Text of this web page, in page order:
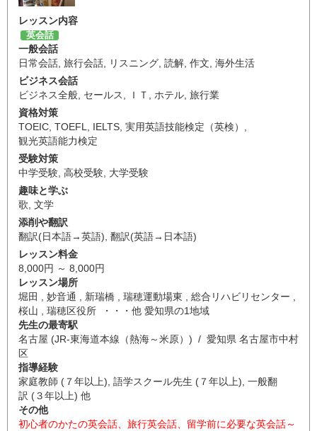
レッスン内容
英会話
一般会話
日常会話, 旅行会話, リスニング, 読解, 作文, 海外生活
ビジネス会話
ビジネス全般, セールス, ＩＴ , ホテル, 旅行業
資格対策
TOEIC, TOEFL, IELTS, 実用英語技能検定（英検） ,
観光英語能力検定
受験対策
中学受験, 高校受験, 大学受験
趣味と学ぶ
歌, 文学
添削や翻訳
翻訳(日本語→英語), 翻訳(英語→日本語)
レッスン料金
8,000円 ～ 8,000円
レッスン場所
堀田 , 妙音通 , 新瑞橋 , 瑞穂運動場東 , 総合リハビリセンター ,
桜山 , 瑞穂区役所 ・・・他 愛知県の1地域
先生の最寄駅
名古屋 (JR-東海道本線（熱海～米原）) / 愛知県 名古屋市中村
区
指導経験
家庭教師 (７年以上), 語学スクール先生 (７年以上), 一般翻
訳 (３年以上) 他
その他
初心者のかたの英会話、旅行英会話、留学前に必要な英会話～